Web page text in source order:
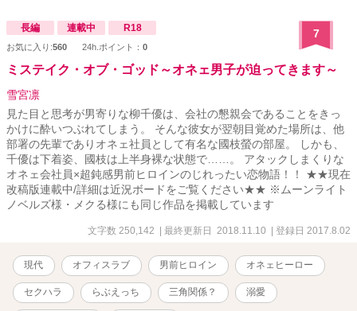
長編 連載中 R18
お気に入り:560 24h.ポイント： 0
7
ミステイク・オブ・ゴッド～オネェ男子が迫ってきます～
雪宮凛
見た目と思考が男寄りな柳千優は、会社の懇親会であることをきっ
かけに酔いつぶれてしまう。 そんな彼女が翌朝目覚めた場所は、他
部署の先輩でありオネェ社員として有名な國枝螢の部屋。 しかも、
千優は下着姿、國枝は上半身裸な状態で……。 アタックしまくりな
オネェ会社員×超鈍感男前ヒロインのじれったい恋物語！！ ★★現在
改稿版連載中/詳細は近況ボードをご覧ください★★ ※ムーンライト
ノベルズ様・メクる様にも同じ作品を掲載しています
文字数 250,142 | 最終更新日 2018.11.10 | 登録日 2017.8.02
現代 オフィスラブ 男前ヒロイン オネェヒーロー
セクハラ らぶえっち 三角関係？ 溺愛